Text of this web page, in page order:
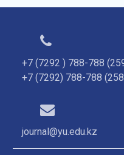
+7 (7292 ) 788-788
+7 (7292) 788-788
journal@yu.edu.kz